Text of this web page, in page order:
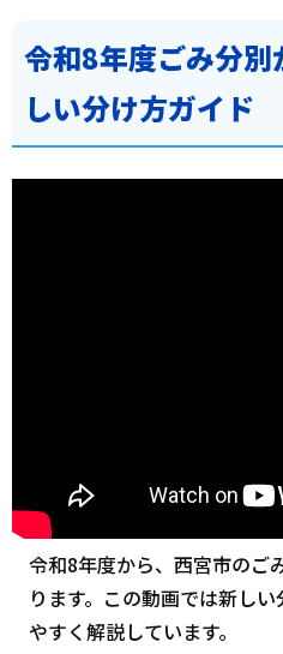
令和8年度ごみ分
しい分け方ガイド
令和8年度から、西宮市のご
ります。この動画では新し
やすく解説しています。